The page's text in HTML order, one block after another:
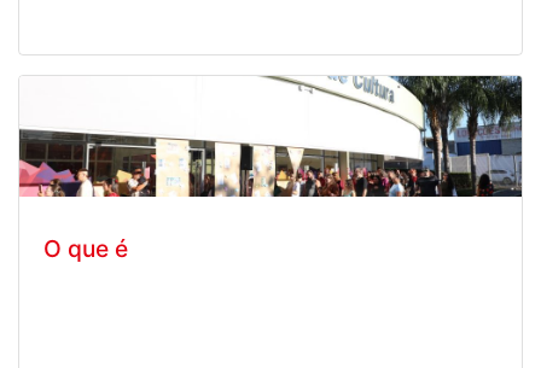
O que é